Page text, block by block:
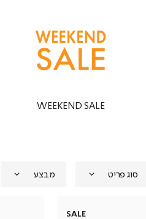
WEEKEND SALE
סוג פריט מבצע
SALE